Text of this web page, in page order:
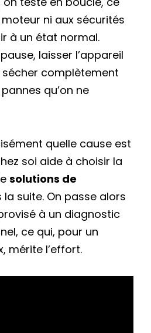
ni aux sécurités
à un état normal.
laisser l’appareil
complètement
qu’on ne
quelle cause est
soi aide à choisir la
solutions de
la suite. On passe alors
à un diagnostic
ce qui, pour un
mérite l’effort.